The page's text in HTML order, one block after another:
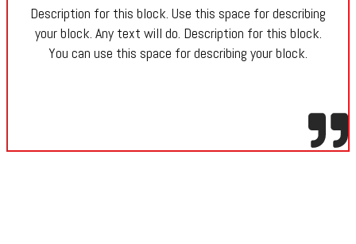
Description for this block. Use this space for describing
your block. Any text will do. Description for this block.
You can use this space for describing your block.